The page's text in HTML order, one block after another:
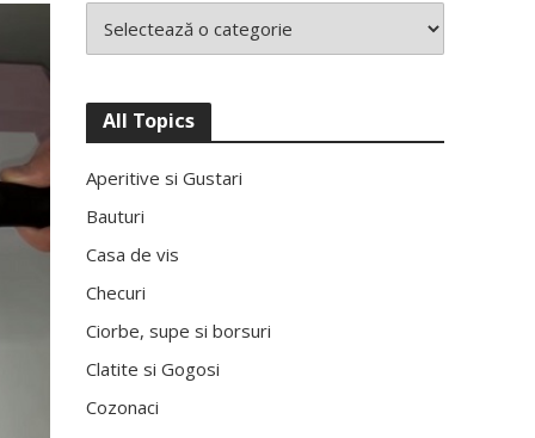
All Topics
Aperitive si Gustari
Bauturi
Casa de vis
Checuri
Ciorbe, supe si borsuri
Clatite si Gogosi
Cozonaci